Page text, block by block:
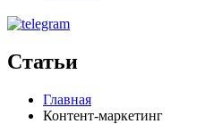
Статьи
Главная
Контент-маркетинг